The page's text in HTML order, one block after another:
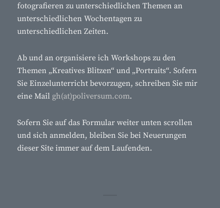
fotografieren zu unterschiedlichen Themen an
unterschiedlichen Wochentagen zu
unterschiedlichen Zeiten.
Ab und an organisiere ich Workshops zu den
Themen „Kreatives Blitzen“ und „Portraits“. Sofern
Sie Einzelunterricht bevorzugen, schreiben Sie mir
eine Mail gh(at)poliversum.com.
Sofern Sie auf das Formular weiter unten scrollen
und sich anmelden, bleiben Sie bei Neuerungen
dieser Site immer auf dem Laufenden.